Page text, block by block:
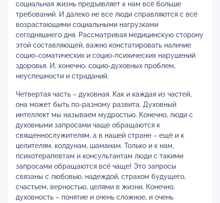
социальная жизнь предъявляет к нам всё больше
требований. И далеко не все люди справляются с всё
возрастающими социальными нагрузками
сегодняшнего дня. Рассматривая медицинскую сторону
этой составляющей, важно констатировать наличие
социо-соматических и социо-психических нарушений
здоровья. И, конечно, социо-духовных проблем,
неуспешности и страданий.
Четвертая часть – духовная. Как и каждая из частей,
она может быть по-разному развита. Духовный
интеллект мы называем мудростью. Конечно, люди с
духовными запросами чаще обращаются к
священнослужителям, а в нашей стране – ещё и к
целителям, колдунам, шаманам. Только и к нам,
психотерапевтам и консультантам люди с такими
запросами обращаются всё чаще! Это запросы
связаны с любовью, надеждой, страхом будущего,
счастьем, верностью, целями в жизни. Конечно,
духовность – понятие и очень сложное, и очень